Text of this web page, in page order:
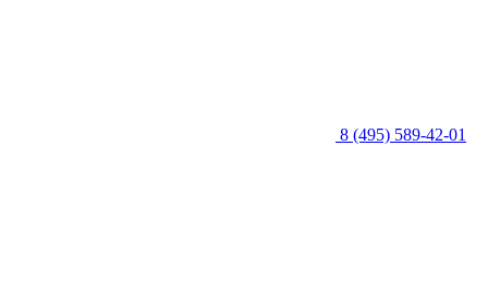
8 (495) 589-42-01